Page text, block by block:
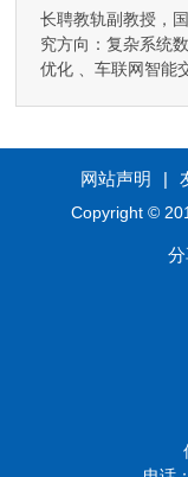
长聘教轨副教授，
究方向：复杂系统
优化 、车联网智能
网站声明 |
Copyright ©
分